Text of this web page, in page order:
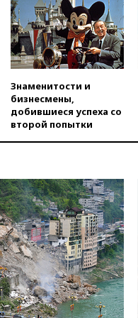
Знаменитости и
бизнесмены,
добившиеся успеха со
второй попытки